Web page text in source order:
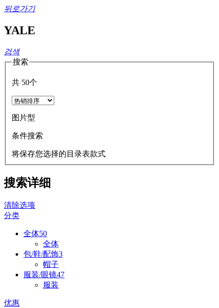
뒤로가기
YALE
검색
搜索
共 50个
图片型
条件搜索
将保存您选择的目录表款式
搜索详细
清除选项
分类
全体50
全体
包/鞋/配饰3
帽子
服装/眼镜47
服装
优惠